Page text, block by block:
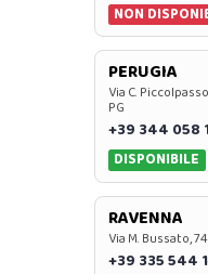
NON
PERUGIA
Via C.
PG
+39 344 058
DISPONIBILE
RAVENNA
Via M. Bussato,
+39 335 544